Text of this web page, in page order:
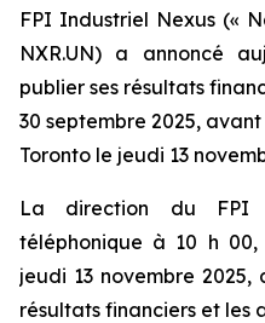
FPI Industriel Nexus («
NXR.UN) a annoncé
publier ses résultats
30 septembre 2025,
Toronto le jeudi 13
La direction du FPI
téléphonique à 10 h
jeudi 13 novembre
résultats financiers et les